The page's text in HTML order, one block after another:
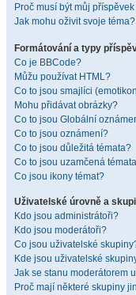
Proč musí být můj
Jak mohu oživit svoje téma?
Formátování a typy
Co je BBCode?
Můžu používat HTML?
Co to jsou smajlíci
Mohu přidávat obrázky?
Co to jsou Globální
Co to jsou oznámení?
Co to jsou důležitá témata?
Co to jsou uzamčená
Co jsou ikony témat?
Uživatelské úrovně a
Kdo jsou administrátoři?
Kdo jsou moderátoři?
Co jsou uživatelské
Kde jsou uživatelské
Jak se stanu moderátorem
Proč mají některé skupiny